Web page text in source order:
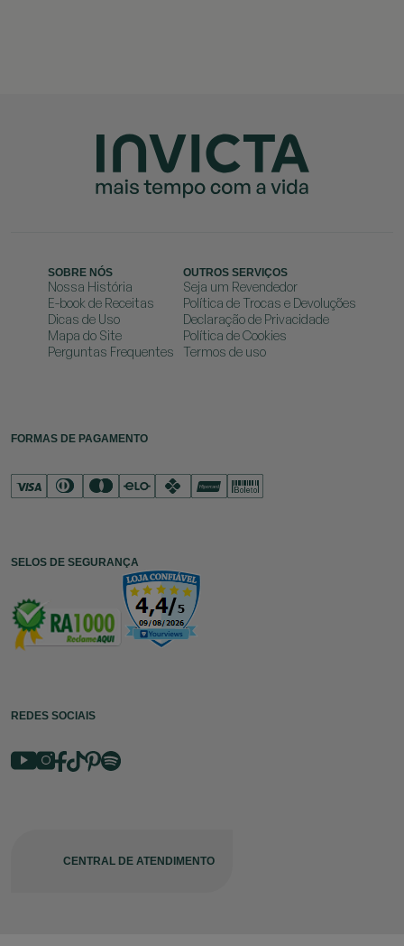
SOBRE NÓS
Nossa História
E-book de Receitas
Dicas de Uso
Mapa do Site
Perguntas Frequentes
OUTROS SERVIÇOS
Seja um Revendedor
Política de Trocas e Devoluções
Declaração de Privacidade
Política de Cookies
Termos de uso
FORMAS DE PAGAMENTO
SELOS DE SEGURANÇA
REDES SOCIAIS
CENTRAL DE ATENDIMENTO